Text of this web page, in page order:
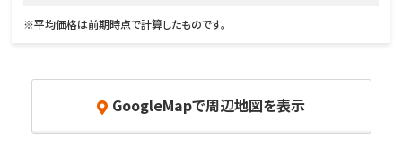
※平均価格は前期時点で計算したものです。
GoogleMapで周辺地図を表示